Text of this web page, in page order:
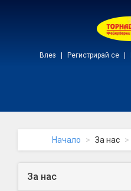
Влез Регистрирай се
Начало За нас
За нас